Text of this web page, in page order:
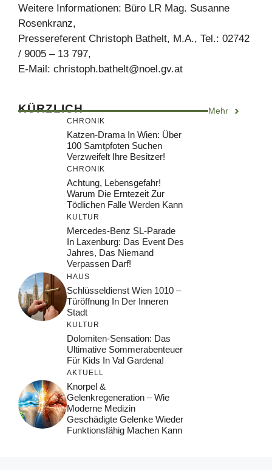
Weitere Informationen: Büro LR Mag. Susanne
Rosenkranz,
Pressereferent Christoph Bathelt, M.A., Tel.: 02742
/ 9005 – 13 797,
E-Mail: christoph.bathelt@noel.gv.at
KÜRZLICH Mehr
CHRONIK
Katzen-Drama In Wien: Über
100 Samtpfoten Suchen
Verzweifelt Ihre Besitzer!
CHRONIK
Achtung, Lebensgefahr!
Warum Die Erntezeit Zur
Tödlichen Falle Werden Kann
KULTUR
Mercedes-Benz SL-Parade
In Laxenburg: Das Event Des
Jahres, Das Niemand
Verpassen Darf!
HAUS
Schlüsseldienst Wien 1010 –
Türöffnung In Der Inneren
Stadt
KULTUR
Dolomiten-Sensation: Das
Ultimative Sommerabenteuer
Für Kids In Val Gardena!
AKTUELL
Knorpel &
Gelenkregeneration – Wie
Moderne Medizin
Geschädigte Gelenke Wieder
Funktionsfähig Machen Kann